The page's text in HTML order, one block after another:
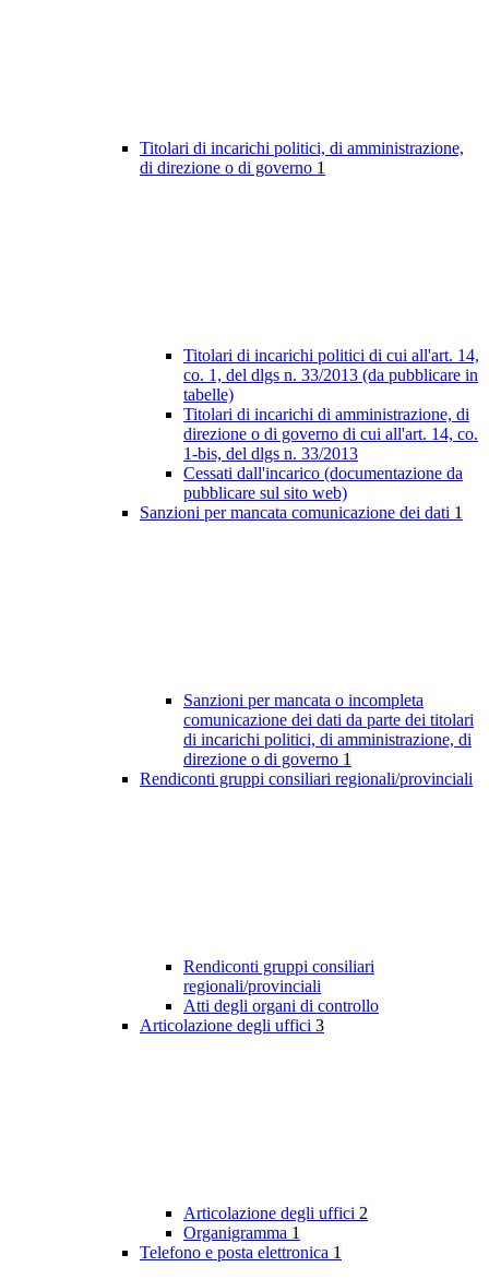
Titolari di incarichi politici, di amministrazione,
di direzione o di governo 1
Titolari di incarichi politici di cui all'art. 14,
co. 1, del dlgs n. 33/2013 (da pubblicare in
tabelle)
Titolari di incarichi di amministrazione, di
direzione o di governo di cui all'art. 14, co.
1-bis, del dlgs n. 33/2013
Cessati dall'incarico (documentazione da
pubblicare sul sito web)
Sanzioni per mancata comunicazione dei dati 1
Sanzioni per mancata o incompleta
comunicazione dei dati da parte dei titolari
di incarichi politici, di amministrazione, di
direzione o di governo 1
Rendiconti gruppi consiliari regionali/provinciali
Rendiconti gruppi consiliari
regionali/provinciali
Atti degli organi di controllo
Articolazione degli uffici 3
Articolazione degli uffici 2
Organigramma 1
Telefono e posta elettronica 1